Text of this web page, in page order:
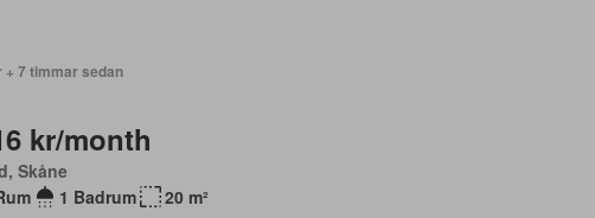
+ 7 timmar sedan
kr/month
Skåne
1 Badrum 20 m²